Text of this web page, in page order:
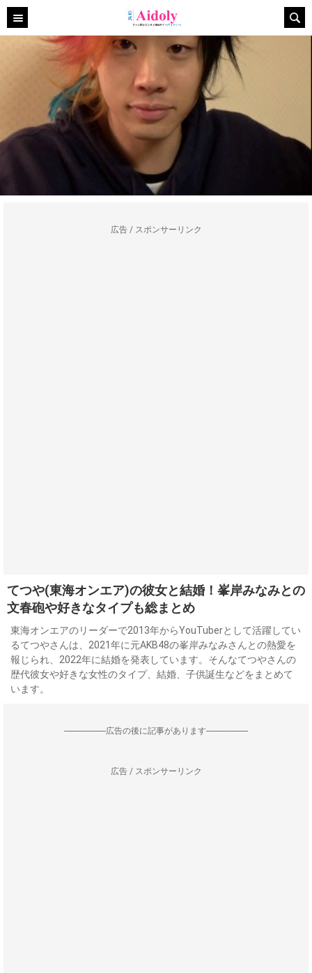
広告 / スポンサーリンク
てつや(東海オンエア)の彼女と結婚！峯岸みなみとの
文春砲や好きなタイプも総まとめ
東海オンエアのリーダーで2013年からYouTuberとして活躍してい
るてつやさんは、2021年に元AKB48の峯岸みなみさんとの熱愛を
報じられ、2022年に結婚を発表しています。そんなてつやさんの
歴代彼女や好きな女性のタイプ、結婚、子供誕生などをまとめて
います。
--------------------広告の後に記事があります--------------------
広告 / スポンサーリンク